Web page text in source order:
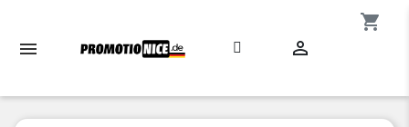

shopping_cart